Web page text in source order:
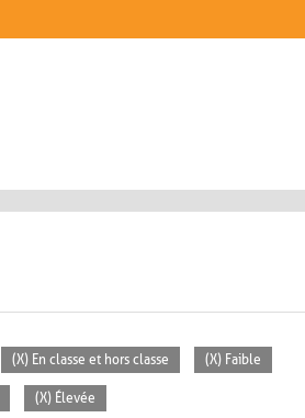
(X) En classe et hors classe (X) Faible
(X) Élevée